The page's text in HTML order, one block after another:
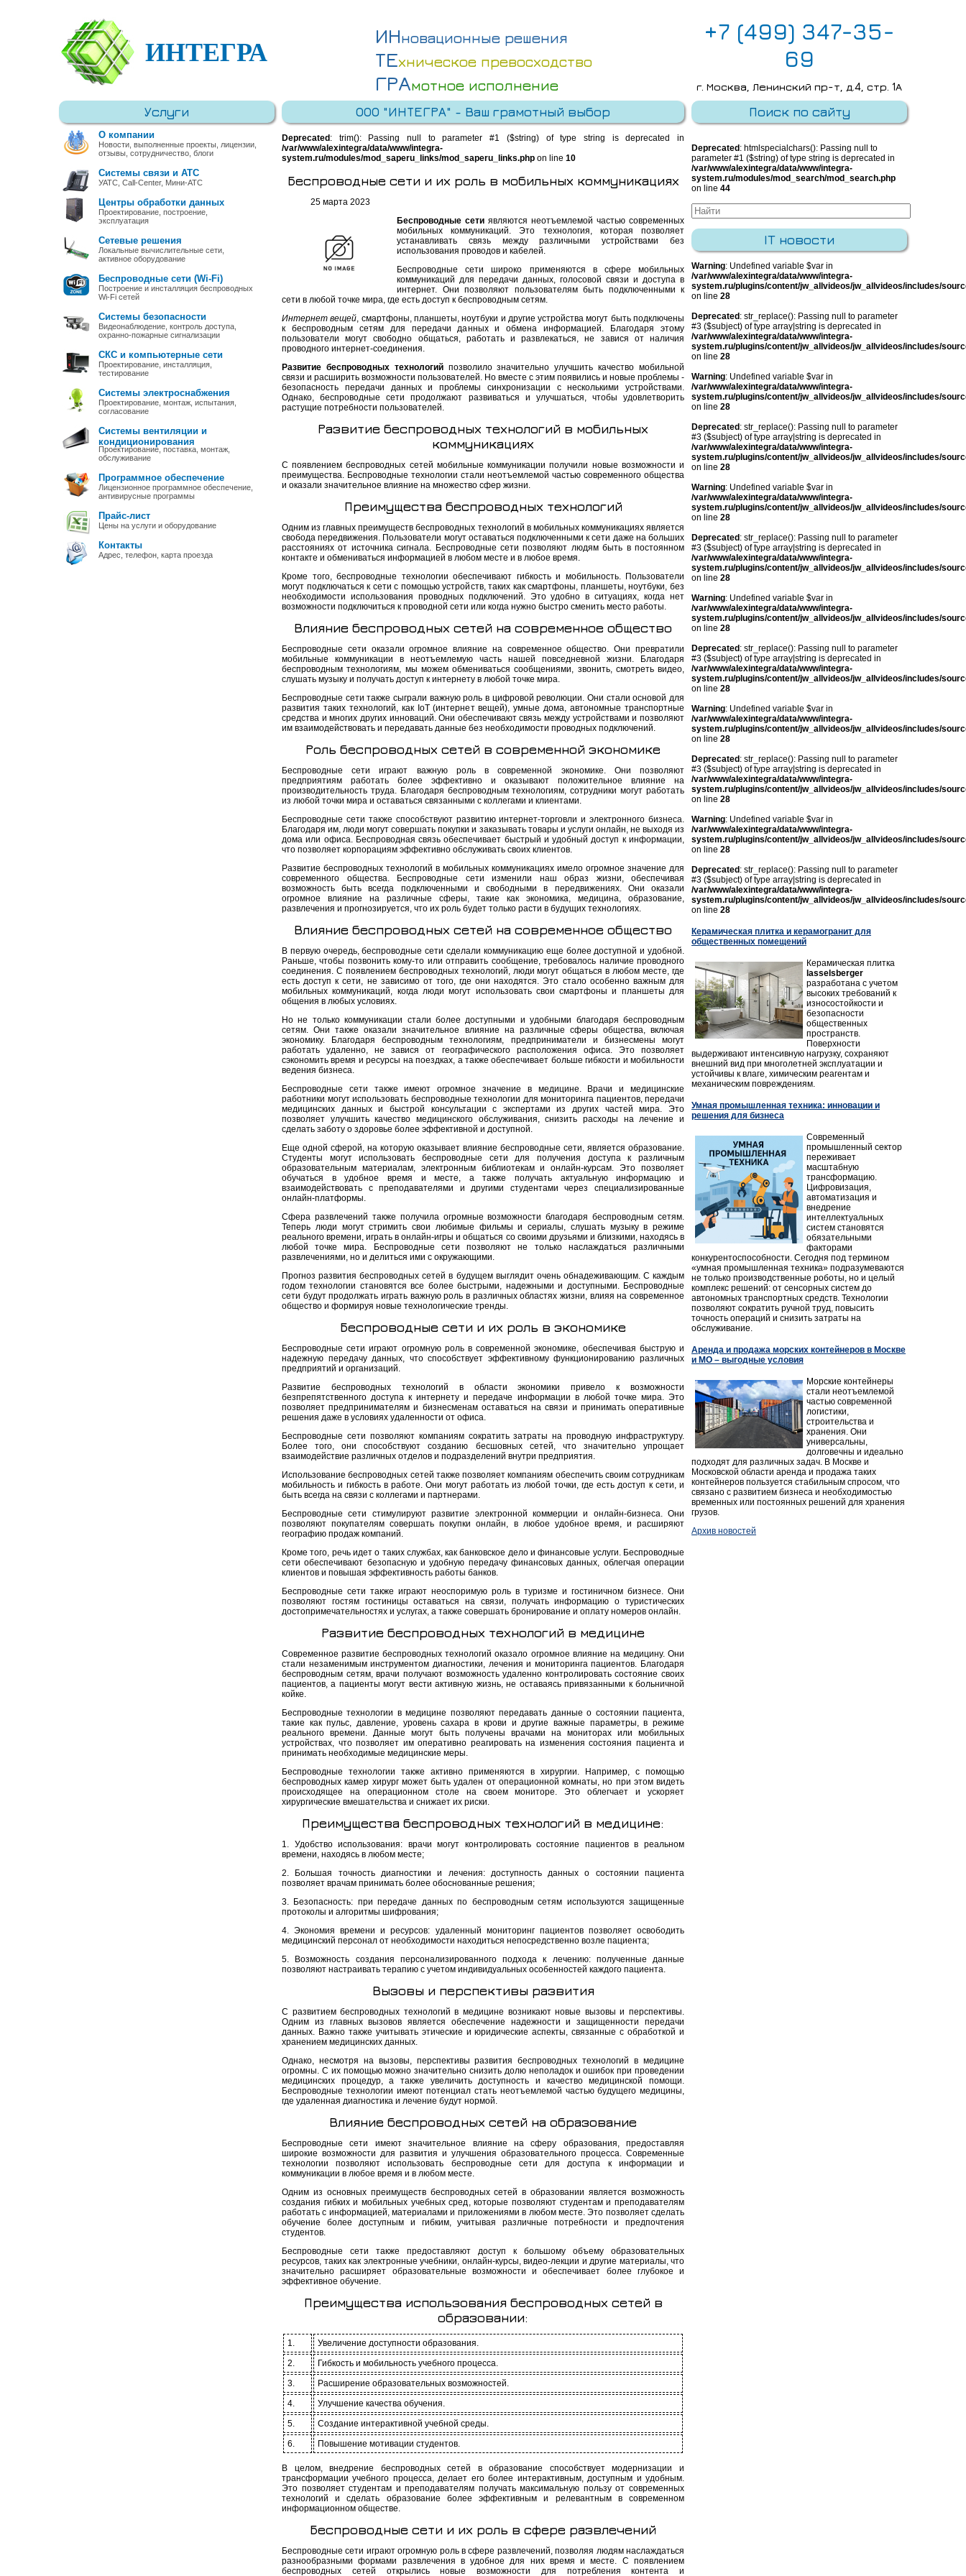
ИНТЕГРА
ИНновационные решения
ТЕхническое превосходство
ГРАмотное исполнение
+7 (499) 347-35-
69
г. Москва, Ленинский пр-т, д.4, стр. 1А
E-mail:info@integra-system.ru
Услуги
О компании
Новости, выполненные проекты, лицензии,
отзывы, сотрудничество, блоги
Системы связи и АТС
УАТС, Call-Center, Мини-АТС
Центры обработки данных
Проектирование, построение,
эксплуатация
Сетевые решения
Локальные вычислительные сети,
активное оборудование
Беспроводные сети (Wi-Fi)
Построение и инсталляция беспроводных
Wi-Fi сетей
Системы безопасности
Видеонаблюдение, контроль доступа,
охранно-пожарные сигнализации
СКС и компьютерные сети
Проектирование, инсталляция,
тестирование
Системы электроснабжения
Проектирование, монтаж, испытания,
согласование
Системы вентиляции и
кондиционирования
Проектирование, поставка, монтаж,
обслуживание
Программное обеспечение
Лицензионное программное обеспечение,
антивирусные программы
Прайс-лист
Цены на услуги и оборудование
Контакты
Адрес, телефон, карта проезда
ООО "ИНТЕГРА" - Ваш грамотный выбор
Deprecated : trim(): Passing null to parameter #1 ($string) of type string is deprecated in
/var/www/alexintegra/data/www/integra-
system.ru/modules/mod_saperu_links/mod_saperu_links.php on line 10
Беспроводные сети и их роль в мобильных коммуникациях
25 марта 2023
Беспроводные сети являются неотъемлемой частью современных
мобильных коммуникаций. Это технология, которая позволяет
устанавливать связь между различными устройствами без
использования проводов и кабелей.
Беспроводные сети широко применяются в сфере мобильных
коммуникаций для передачи данных, голосовой связи и доступа в
интернет. Они позволяют пользователям быть подключенными к
сети в любой точке мира, где есть доступ к беспроводным сетям.
Интернет вещей, смартфоны, планшеты, ноутбуки и другие устройства могут быть подключены
к беспроводным сетям для передачи данных и обмена информацией. Благодаря этому
пользователи могут свободно общаться, работать и развлекаться, не завися от наличия
проводного интернет-соединения.
Развитие беспроводных технологийпозволило значительно улучшить качество мобильной
связи и расширить возможности пользователей. Но вместе с этим появились и новые проблемы -
безопасность передачи данных и проблемы синхронизации с несколькими устройствами.
Однако, беспроводные сети продолжают развиваться и улучшаться, чтобы удовлетворить
растущие потребности пользователей.
Развитие беспроводных технологий в мобильных
коммуникациях
С появлением беспроводных сетей мобильные коммуникации получили новые возможности и
преимущества. Беспроводные технологии стали неотъемлемой частью современного общества
и оказали значительное влияние на множество сфер жизни.
Преимущества беспроводных технологий
Одним из главных преимуществ беспроводных технологий в мобильных коммуникациях является
свобода передвижения. Пользователи могут оставаться подключенными к сети даже на больших
расстояниях от источника сигнала. Беспроводные сети позволяют людям быть в постоянном
контакте и обмениваться информацией в любом месте и в любое время.
Кроме того, беспроводные технологии обеспечивают гибкость и мобильность. Пользователи
могут подключаться к сети с помощью устройств, таких как смартфоны, планшеты, ноутбуки, без
необходимости использования проводных подключений. Это удобно в ситуациях, когда нет
возможности подключиться к проводной сети или когда нужно быстро сменить место работы.
Влияние беспроводных сетей на современное общество
Беспроводные сети оказали огромное влияние на современное общество. Они превратили
мобильные коммуникации в неотъемлемую часть нашей повседневной жизни. Благодаря
беспроводным технологиям, мы можем обмениваться сообщениями, звонить, смотреть видео,
слушать музыку и получать доступ к интернету в любой точке мира.
Беспроводные сети также сыграли важную роль в цифровой революции. Они стали основой для
развития таких технологий, как IoT (интернет вещей), умные дома, автономные транспортные
средства и многих других инноваций. Они обеспечивают связь между устройствами и позволяют
им взаимодействовать и передавать данные без необходимости проводных подключений.
Роль беспроводных сетей в современной экономике
Беспроводные сети играют важную роль в современной экономике. Они позволяют
предприятиям работать более эффективно и оказывают положительное влияние на
производительность труда. Благодаря беспроводным технологиям, сотрудники могут работать
из любой точки мира и оставаться связанными с коллегами и клиентами.
Беспроводные сети также способствуют развитию интернет-торговли и электронного бизнеса.
Благодаря им, люди могут совершать покупки и заказывать товары и услуги онлайн, не выходя из
дома или офиса. Беспроводная связь обеспечивает быстрый и удобный доступ к информации,
что позволяет корпорациям эффективно обслуживать своих клиентов.
Развитие беспроводных технологий в мобильных коммуникациях имело огромное значение для
современного общества. Беспроводные сети изменили наш образ жизни, обеспечивая
возможность быть всегда подключенными и свободными в передвижениях. Они оказали
огромное влияние на различные сферы, такие как экономика, медицина, образование,
развлечения и прогнозируется, что их роль будет только расти в будущих технологиях.
Влияние беспроводных сетей на современное общество
В первую очередь, беспроводные сети сделали коммуникацию еще более доступной и удобной.
Раньше, чтобы позвонить кому-то или отправить сообщение, требовалось наличие проводного
соединения. С появлением беспроводных технологий, люди могут общаться в любом месте, где
есть доступ к сети, не зависимо от того, где они находятся. Это стало особенно важным для
мобильных коммуникаций, когда люди могут использовать свои смартфоны и планшеты для
общения в любых условиях.
Но не только коммуникации стали более доступными и удобными благодаря беспроводным
сетям. Они также оказали значительное влияние на различные сферы общества, включая
экономику. Благодаря беспроводным технологиям, предприниматели и бизнесмены могут
работать удаленно, не завися от географического расположения офиса. Это позволяет
сэкономить время и ресурсы на поездках, а также обеспечивает больше гибкости и мобильности
ведения бизнеса.
Беспроводные сети также имеют огромное значение в медицине. Врачи и медицинские
работники могут использовать беспроводные технологии для мониторинга пациентов, передачи
медицинских данных и быстрой консультации с экспертами из других частей мира. Это
позволяет улучшить качество медицинского обслуживания, снизить расходы на лечение и
сделать заботу о здоровье более эффективной и доступной.
Еще одной сферой, на которую оказывает влияние беспроводные сети, является образование.
Студенты могут использовать беспроводные сети для получения доступа к различным
образовательным материалам, электронным библиотекам и онлайн-курсам. Это позволяет
обучаться в удобное время и месте, а также получать актуальную информацию и
взаимодействовать с преподавателями и другими студентами через специализированные
онлайн-платформы.
Сфера развлечений также получила огромные возможности благодаря беспроводным сетям.
Теперь люди могут стримить свои любимые фильмы и сериалы, слушать музыку в режиме
реального времени, играть в онлайн-игры и общаться со своими друзьями и близкими, находясь в
любой точке мира. Беспроводные сети позволяют не только наслаждаться различными
развлечениями, но и делиться ими с окружающими.
Прогноз развития беспроводных сетей в будущем выглядит очень обнадеживающим. С каждым
годом технологии становятся все более быстрыми, надежными и доступными. Беспроводные
сети будут продолжать играть важную роль в различных областях жизни, влияя на современное
общество и формируя новые технологические тренды.
Беспроводные сети и их роль в экономике
Беспроводные сети играют огромную роль в современной экономике, обеспечивая быструю и
надежную передачу данных, что способствует эффективному функционированию различных
предприятий и организаций.
Развитие беспроводных технологий в области экономики привело к возможности
безпрепятственного доступа к интернету и передаче информации в любой точке мира. Это
позволяет предпринимателям и бизнесменам оставаться на связи и принимать оперативные
решения даже в условиях удаленности от офиса.
Беспроводные сети позволяют компаниям сократить затраты на проводную инфраструктуру.
Более того, они способствуют созданию бесшовных сетей, что значительно упрощает
взаимодействие различных отделов и подразделений внутри предприятия.
Использование беспроводных сетей также позволяет компаниям обеспечить своим сотрудникам
мобильность и гибкость в работе. Они могут работать из любой точки, где есть доступ к сети, и
быть всегда на связи с коллегами и партнерами.
Беспроводные сети стимулируют развитие электронной коммерции и онлайн-бизнеса. Они
позволяют покупателям совершать покупки онлайн, в любое удобное время, и расширяют
географию продаж компаний.
Кроме того, речь идет о таких службах, как банковское дело и финансовые услуги. Беспроводные
сети обеспечивают безопасную и удобную передачу финансовых данных, облегчая операции
клиентов и повышая эффективность работы банков.
Беспроводные сети также играют неоспоримую роль в туризме и гостиничном бизнесе. Они
позволяют гостям гостиницы оставаться на связи, получать информацию о туристических
достопримечательностях и услугах, а также совершать бронирование и оплату номеров онлайн.
Развитие беспроводных технологий в медицине
Современное развитие беспроводных технологий оказало огромное влияние на медицину. Они
стали незаменимым инструментом диагностики, лечения и мониторинга пациентов. Благодаря
беспроводным сетям, врачи получают возможность удаленно контролировать состояние своих
пациентов, а пациенты могут вести активную жизнь, не оставаясь привязанными к больничной
койке.
Беспроводные технологии в медицине позволяют передавать данные о состоянии пациента,
такие как пульс, давление, уровень сахара в крови и другие важные параметры, в режиме
реального времени. Данные могут быть получены врачами на мониторах или мобильных
устройствах, что позволяет им оперативно реагировать на изменения состояния пациента и
принимать необходимые медицинские меры.
Беспроводные технологии также активно применяются в хирургии. Например, с помощью
беспроводных камер хирург может быть удален от операционной комнаты, но при этом видеть
происходящее на операционном столе на своем мониторе. Это облегчает и ускоряет
хирургические вмешательства и снижает их риски.
Преимущества беспроводных технологий в медицине:
1. Удобство использования: врачи могут контролировать состояние пациентов в реальном
времени, находясь в любом месте;
2. Большая точность диагностики и лечения: доступность данных о состоянии пациента
позволяет врачам принимать более обоснованные решения;
3. Безопасность: при передаче данных по беспроводным сетям используются защищенные
протоколы и алгоритмы шифрования;
4. Экономия времени и ресурсов: удаленный мониторинг пациентов позволяет освободить
медицинский персонал от необходимости находиться непосредственно возле пациента;
5. Возможность создания персонализированного подхода к лечению: полученные данные
позволяют настраивать терапию с учетом индивидуальных особенностей каждого пациента.
Вызовы и перспективы развития
С развитием беспроводных технологий в медицине возникают новые вызовы и перспективы.
Одним из главных вызовов является обеспечение надежности и защищенности передачи
данных. Важно также учитывать этические и юридические аспекты, связанные с обработкой и
хранением медицинских данных.
Однако, несмотря на вызовы, перспективы развития беспроводных технологий в медицине
огромны. С их помощью можно значительно снизить долю неполадок и ошибок при проведении
медицинских процедур, а также увеличить доступность и качество медицинской помощи.
Беспроводные технологии имеют потенциал стать неотъемлемой частью будущего медицины,
где удаленная диагностика и лечение будут нормой.
Влияние беспроводных сетей на образование
Беспроводные сети имеют значительное влияние на сферу образования, предоставляя
широкие возможности для развития и улучшения образовательного процесса. Современные
технологии позволяют использовать беспроводные сети для доступа к информации и
коммуникации в любое время и в любом месте.
Одним из основных преимуществ беспроводных сетей в образовании является возможность
создания гибких и мобильных учебных сред, которые позволяют студентам и преподавателям
работать с информацией, материалами и приложениями в любом месте. Это позволяет сделать
обучение более доступным и гибким, учитывая различные потребности и предпочтения
студентов.
Беспроводные сети также предоставляют доступ к большому объему образовательных
ресурсов, таких как электронные учебники, онлайн-курсы, видео-лекции и другие материалы, что
значительно расширяет образовательные возможности и обеспечивает более глубокое и
эффективное обучение.
Преимущества использования беспроводных сетей в
образовании:
1.
Увеличение доступности образования.
2.
Гибкость и мобильность учебного процесса.
3.
Расширение образовательных возможностей.
4.
Улучшение качества обучения.
5.
Создание интерактивной учебной среды.
6.
Повышение мотивации студентов.
В целом, внедрение беспроводных сетей в образование способствует модернизации и
трансформации учебного процесса, делает его более интерактивным, доступным и удобным.
Это позволяет студентам и преподавателям получать максимальную пользу от современных
технологий и сделать образование более эффективным и релевантным в современном
информационном обществе.
Беспроводные сети и их роль в сфере развлечений
Беспроводные сети играют огромную роль в сфере развлечений, позволяя людям наслаждаться
разнообразными формами развлечения в удобное для них время и месте. С появлением
беспроводных сетей открылись новые возможности для потребления контента и
Поиск по сайту
Deprecated : htmlspecialchars(): Passing null to
parameter #1 ($string) of type string is deprecated in
/var/www/alexintegra/data/www/integra-
system.ru/modules/mod_search/mod_search.php
on line 44
IT новости
Warning: Undefined variable $var in
/var/www/alexintegra/data/www/integra-
system.ru/plugins/content/jw_allvideos/jw_allvideos/includes/
on line 28
Deprecated : str_replace(): Passing null to parameter
#3 ($subject) of type array|string is deprecated in
/var/www/alexintegra/data/www/integra-
system.ru/plugins/content/jw_allvideos/jw_allvideos/includes/
on line 28
Warning: Undefined variable $var in
/var/www/alexintegra/data/www/integra-
system.ru/plugins/content/jw_allvideos/jw_allvideos/includes/
on line 28
Deprecated : str_replace(): Passing null to parameter
#3 ($subject) of type array|string is deprecated in
/var/www/alexintegra/data/www/integra-
system.ru/plugins/content/jw_allvideos/jw_allvideos/includes/
on line 28
Warning: Undefined variable $var in
/var/www/alexintegra/data/www/integra-
system.ru/plugins/content/jw_allvideos/jw_allvideos/includes/
on line 28
Deprecated : str_replace(): Passing null to parameter
#3 ($subject) of type array|string is deprecated in
/var/www/alexintegra/data/www/integra-
system.ru/plugins/content/jw_allvideos/jw_allvideos/includes/
on line 28
Warning: Undefined variable $var in
/var/www/alexintegra/data/www/integra-
system.ru/plugins/content/jw_allvideos/jw_allvideos/includes/
on line 28
Deprecated : str_replace(): Passing null to parameter
#3 ($subject) of type array|string is deprecated in
/var/www/alexintegra/data/www/integra-
system.ru/plugins/content/jw_allvideos/jw_allvideos/includes/
on line 28
Warning: Undefined variable $var in
/var/www/alexintegra/data/www/integra-
system.ru/plugins/content/jw_allvideos/jw_allvideos/includes/
on line 28
Deprecated : str_replace(): Passing null to parameter
#3 ($subject) of type array|string is deprecated in
/var/www/alexintegra/data/www/integra-
system.ru/plugins/content/jw_allvideos/jw_allvideos/includes/
on line 28
Warning: Undefined variable $var in
/var/www/alexintegra/data/www/integra-
system.ru/plugins/content/jw_allvideos/jw_allvideos/includes/
on line 28
Deprecated : str_replace(): Passing null to parameter
#3 ($subject) of type array|string is deprecated in
/var/www/alexintegra/data/www/integra-
system.ru/plugins/content/jw_allvideos/jw_allvideos/includes/
on line 28
Керамическая плитка и керамогранит для
общественных помещений
Керамическая плитка
lasselsberger
разработана с учетом
высоких требований к
износостойкости и
безопасности
общественных
пространств.
Поверхности
выдерживают интенсивную нагрузку, сохраняют
внешний вид при многолетней эксплуатации и
устойчивы к влаге, химическим реагентам и
механическим повреждениям.
Умная промышленная техника: инновации и
решения для бизнеса
Современный
промышленный сектор
переживает
масштабную
трансформацию.
Цифровизация,
автоматизация и
внедрение
интеллектуальных
систем становятся
обязательными
факторами
конкурентоспособности. Сегодня под термином
«умная промышленная техника» подразумеваются
не только производственные роботы, но и целый
комплекс решений: от сенсорных систем до
автономных транспортных средств. Технологии
позволяют сократить ручной труд, повысить
точность операций и снизить затраты на
обслуживание.
Аренда и продажа морских контейнеров в Москве
и МО – выгодные условия
Морские контейнеры
стали неотъемлемой
частью современной
логистики,
строительства и
хранения. Они
универсальны,
долговечны и идеально
подходят для различных задач. В Москве и
Московской области аренда и продажа таких
контейнеров пользуется стабильным спросом, что
связано с развитием бизнеса и необходимостью
временных или постоянных решений для хранения
грузов.
Архив новостей